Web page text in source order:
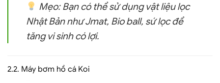
Mẹo:Bạn có thể sử dụngvật liệu lọc
Nhật Bảnnhư Jmat, Bio ball, sứ lọc để
tăng vi sinh có lợi.
2.2. Máy bơm hồ cá Koi